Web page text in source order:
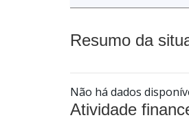
Resumo da
Não há dados
Atividade